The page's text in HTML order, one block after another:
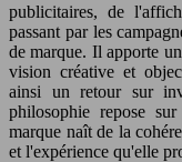
publicitaires, de
passant par les
de marque. Il apporte
vision créative et
ainsi un retour sur
philosophie repose
marque naît de la
et l'expérience qu'elle